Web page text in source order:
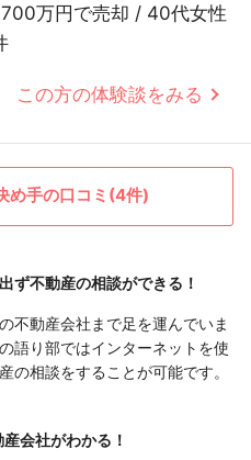
万円で売却 / 40代女性
この方の体験談をみる
め手の口コミ(4件)
ず不動産の相談ができる！
不動産会社まで足を運んでいま
語り部ではインターネットを使
の相談をすることが可能です。
会社がわかる！